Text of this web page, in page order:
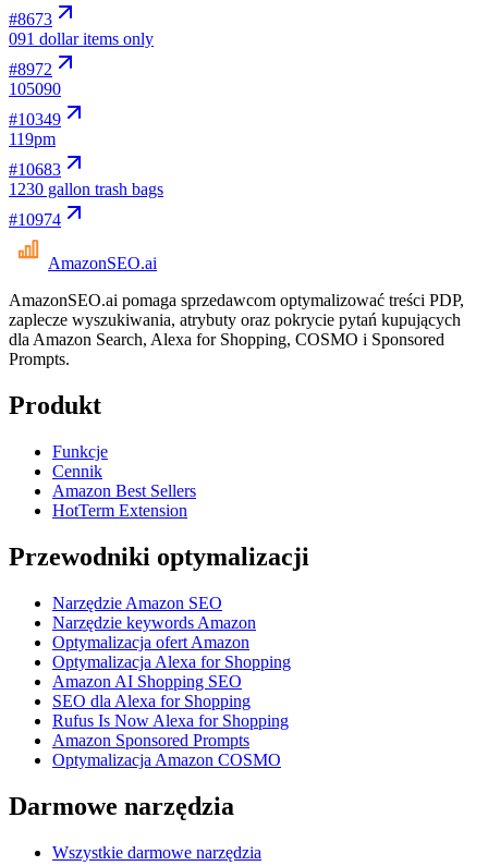
#8673
091 dollar items only
#8972
105090
#10349
119pm
#10683
1230 gallon trash bags
#10974
AmazonSEO.ai
AmazonSEO.ai pomaga sprzedawcom optymalizować treści PDP,
zaplecze wyszukiwania, atrybuty oraz pokrycie pytań kupujących
dla Amazon Search, Alexa for Shopping, COSMO i Sponsored
Prompts.
Produkt
Funkcje
Cennik
Amazon Best Sellers
HotTerm Extension
Przewodniki optymalizacji
Narzędzie Amazon SEO
Narzędzie keywords Amazon
Optymalizacja ofert Amazon
Optymalizacja Alexa for Shopping
Amazon AI Shopping SEO
SEO dla Alexa for Shopping
Rufus Is Now Alexa for Shopping
Amazon Sponsored Prompts
Optymalizacja Amazon COSMO
Darmowe narzędzia
Wszystkie darmowe narzędzia